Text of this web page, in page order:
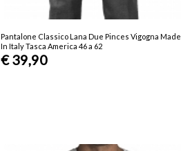
Pantalone Classico Lana Due Pinces Vigogna Made
In Italy Tasca America 46 a 62
€ 39,90